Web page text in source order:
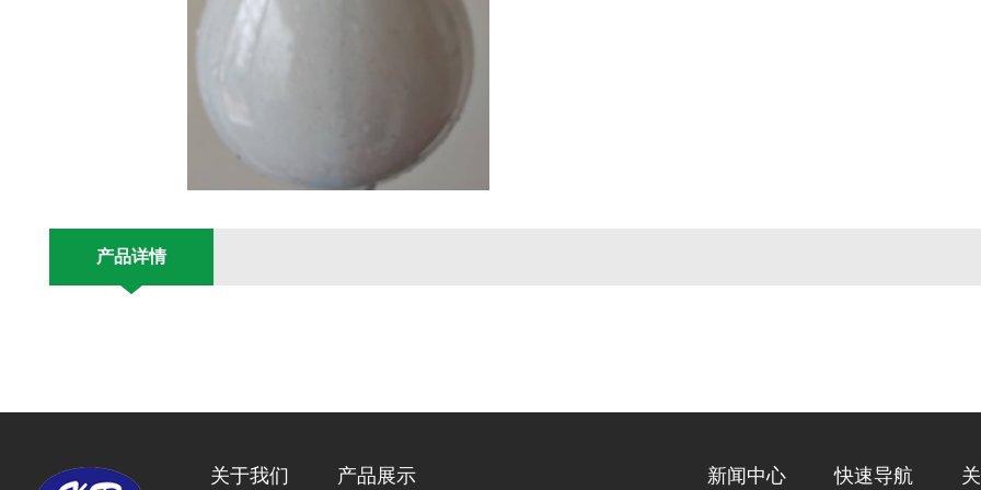
产品详情
关于我们 产品展示 新闻中心 快速导航